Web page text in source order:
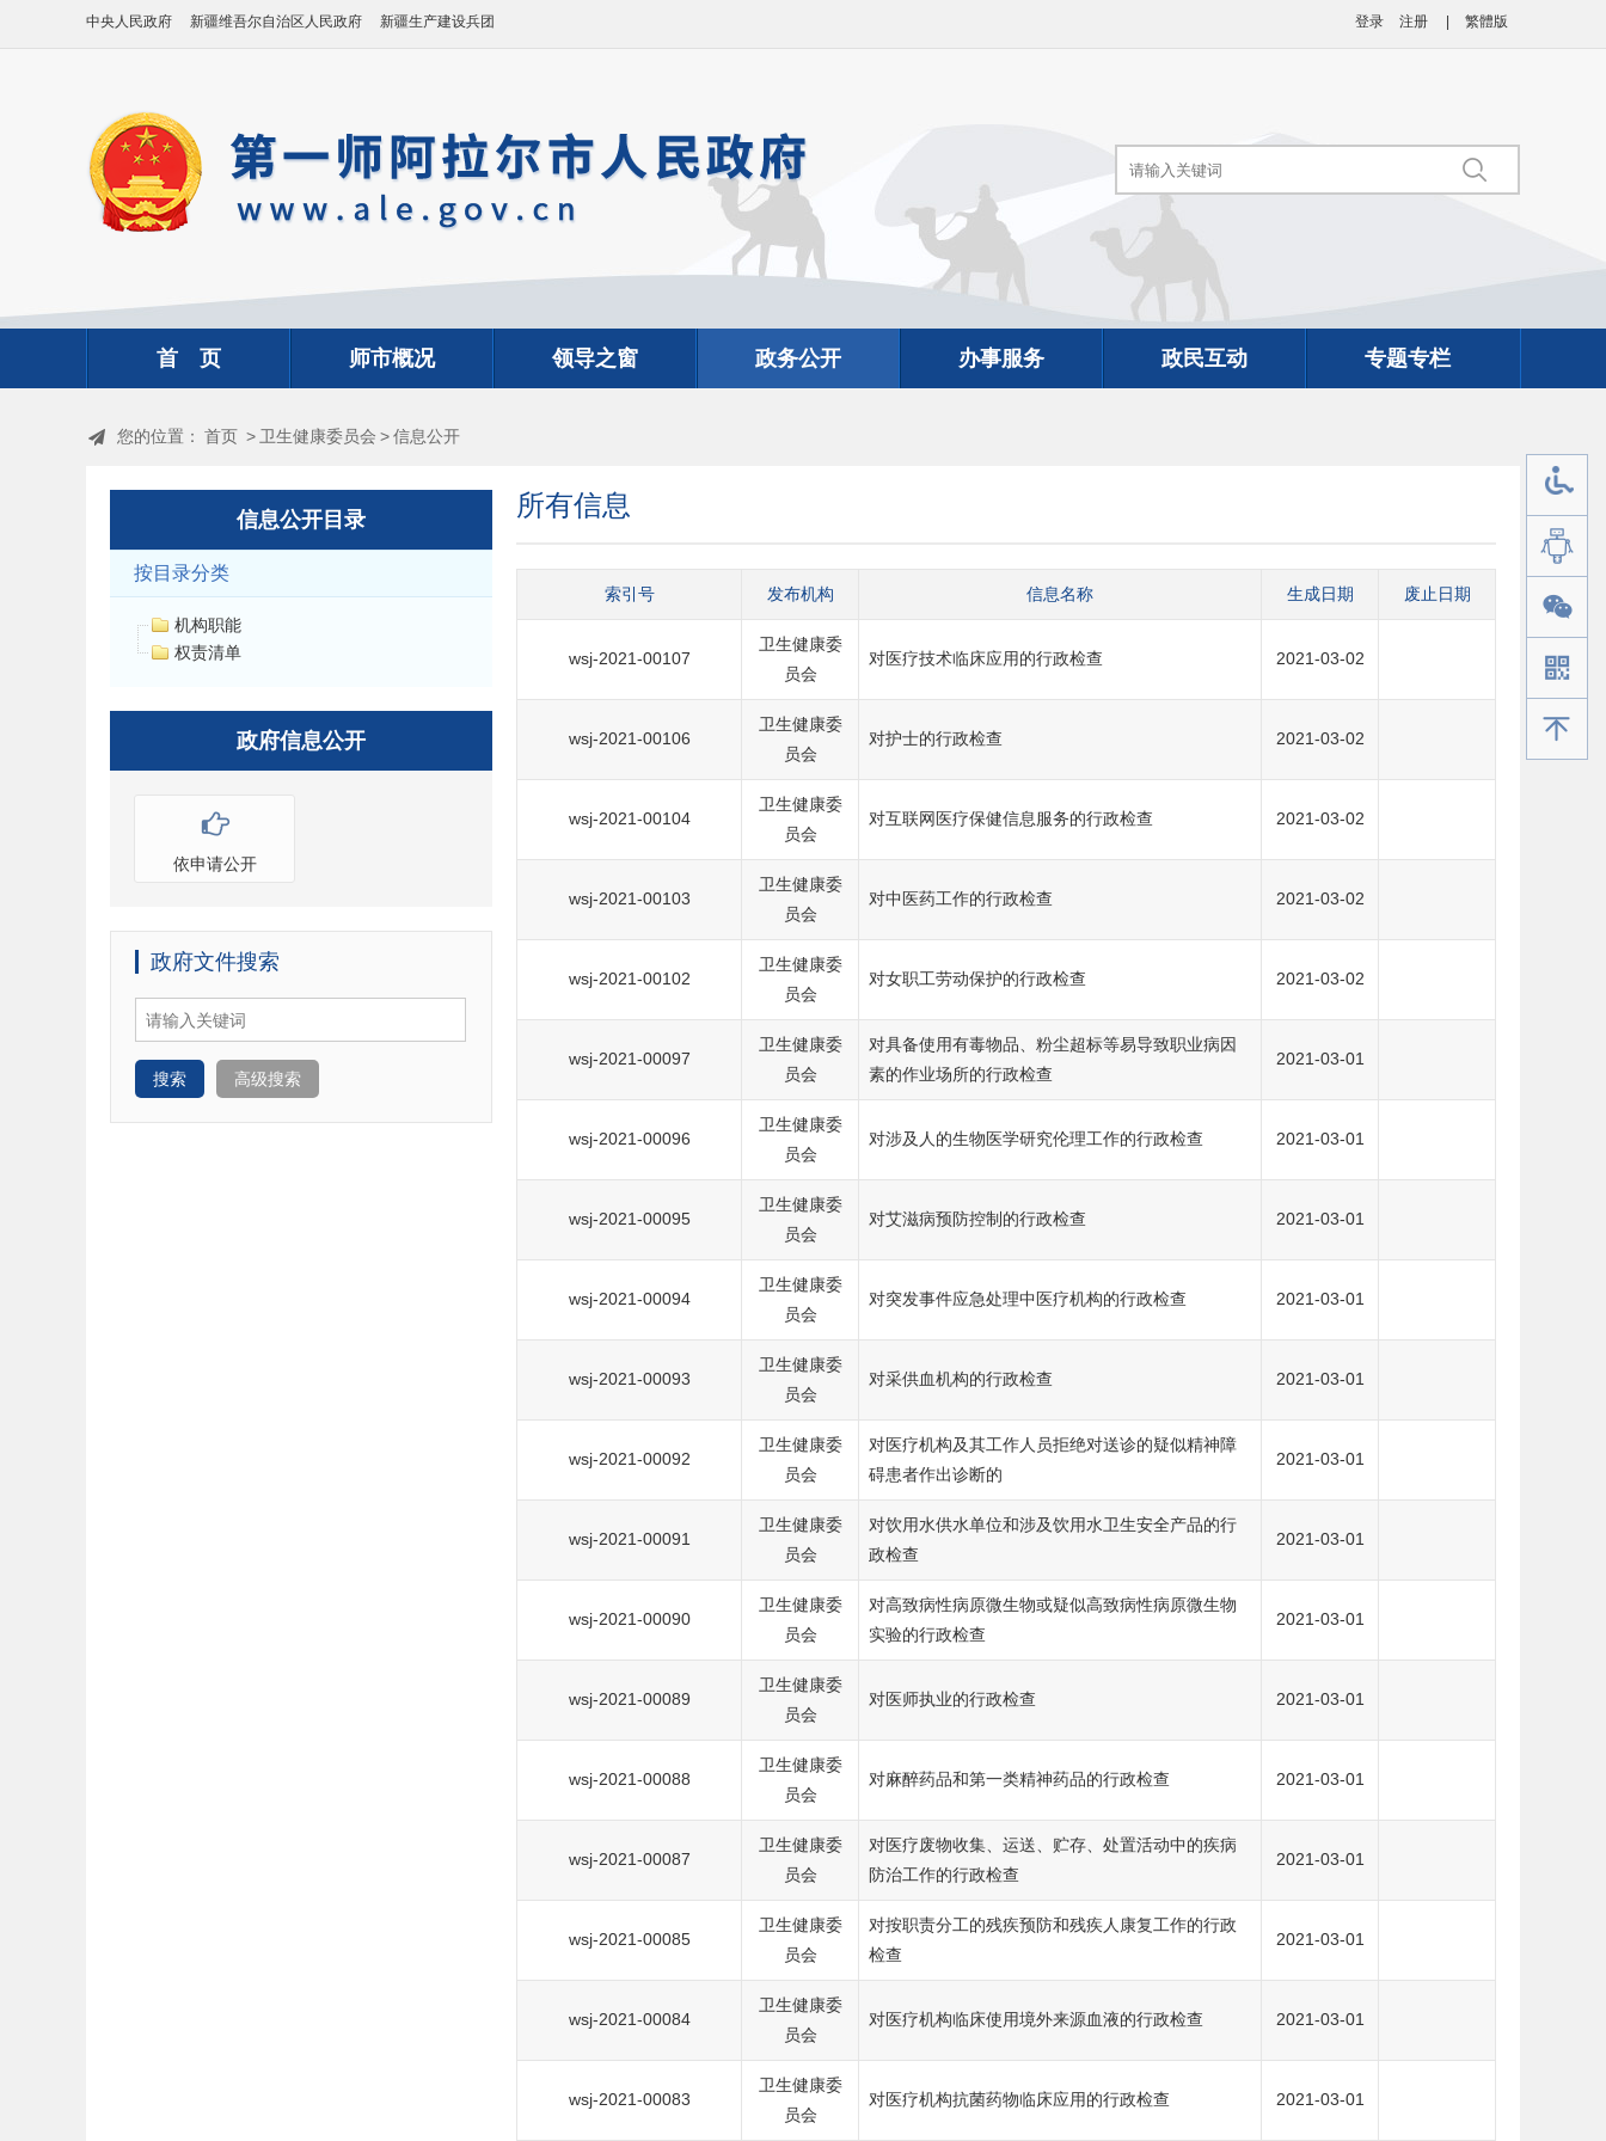
登录 注册 繁體版
中央人民政府 新疆维吾尔自治区人民政府 新疆生产建设兵团
首 页 师市概况 领导之窗 政务公开 办事服务 政民互动 专题专栏
您的位置： 首页 > 卫生健康委员会 >信息公开
信息公开目录
按目录分类
机构职能
权责清单
政府信息公开
依申请公开
政府文件搜索
搜索 高级搜索
所有信息
索引号 发布机构 信息名称 生成日期 废止日期
wsj-2021-00107
卫生健康委
员会
对医疗技术临床应用的行政检查 2021-03-02
wsj-2021-00106
卫生健康委
员会
对护士的行政检查 2021-03-02
wsj-2021-00104
卫生健康委
员会
对互联网医疗保健信息服务的行政检查 2021-03-02
wsj-2021-00103
卫生健康委
员会
对中医药工作的行政检查 2021-03-02
wsj-2021-00102
卫生健康委
员会
对女职工劳动保护的行政检查 2021-03-02
wsj-2021-00097
卫生健康委
员会
对具备使用有毒物品、粉尘超标等易导致职业病因
素的作业场所的行政检查
2021-03-01
wsj-2021-00096
卫生健康委
员会
对涉及人的生物医学研究伦理工作的行政检查 2021-03-01
wsj-2021-00095
卫生健康委
员会
对艾滋病预防控制的行政检查 2021-03-01
wsj-2021-00094
卫生健康委
员会
对突发事件应急处理中医疗机构的行政检查 2021-03-01
wsj-2021-00093
卫生健康委
员会
对采供血机构的行政检查 2021-03-01
wsj-2021-00092
卫生健康委
员会
对医疗机构及其工作人员拒绝对送诊的疑似精神障
碍患者作出诊断的
2021-03-01
wsj-2021-00091
卫生健康委
员会
对饮用水供水单位和涉及饮用水卫生安全产品的行
政检查
2021-03-01
wsj-2021-00090
卫生健康委
员会
对高致病性病原微生物或疑似高致病性病原微生物
实验的行政检查
2021-03-01
wsj-2021-00089
卫生健康委
员会
对医师执业的行政检查 2021-03-01
wsj-2021-00088
卫生健康委
员会
对麻醉药品和第一类精神药品的行政检查 2021-03-01
wsj-2021-00087
卫生健康委
员会
对医疗废物收集、运送、贮存、处置活动中的疾病
防治工作的行政检查
2021-03-01
wsj-2021-00085
卫生健康委
员会
对按职责分工的残疾预防和残疾人康复工作的行政
检查
2021-03-01
wsj-2021-00084
卫生健康委
员会
对医疗机构临床使用境外来源血液的行政检查 2021-03-01
wsj-2021-00083
卫生健康委
员会
对医疗机构抗菌药物临床应用的行政检查 2021-03-01
手机版